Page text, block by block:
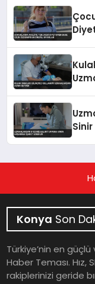
Konya Son
Türkiye’nin en
Haber Teması. Hız,
rakiplerinizi geride